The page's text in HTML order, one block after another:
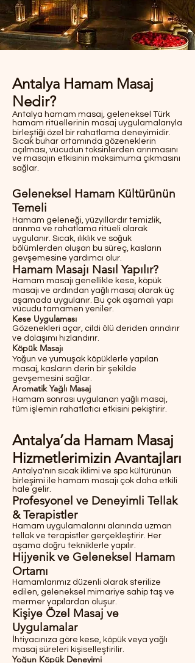
Antalya Hamam Masaj
Nedir?
Antalya hamam masaj, geleneksel Türk
hamam ritüellerinin masaj uygulamalarıyla
birleştiği özel bir rahatlama deneyimidir.
Sıcak buhar ortamında gözeneklerin
açılması, vücudun toksinlerden arınmasını
ve masajın etkisinin maksimuma çıkmasını
sağlar.
Geleneksel Hamam Kültürünün
Temeli
Hamam geleneği, yüzyıllardır temizlik,
arınma ve rahatlama ritüeli olarak
uygulanır. Sıcak, ılıklık ve soğuk
bölümlerden oluşan bu süreç, kasların
gevşemesine yardımcı olur.
Hamam Masajı Nasıl Yapılır?
Hamam masajı genellikle kese, köpük
masajı ve ardından yağlı masaj olarak üç
aşamada uygulanır. Bu çok aşamalı yapı
vücudu tamamen yeniler.
Kese Uygulaması
Gözenekleri açar, cildi ölü deriden arındırır
ve dolaşımı hızlandırır.
Köpük Masajı
Yoğun ve yumuşak köpüklerle yapılan
masaj, kasların derin bir şekilde
gevşemesini sağlar.
Aromatik Yağlı Masaj
Hamam sonrası uygulanan yağlı masaj,
tüm işlemin rahatlatıcı etkisini pekiştirir.
Antalya’da Hamam Masaj
Hizmetlerimizin Avantajları
Antalya'nın sıcak iklimi ve spa kültürünün
birleşimi ile hamam masajı çok daha etkili
hale gelir.
Profesyonel ve Deneyimli Tellak
& Terapistler
Hamam uygulamalarını alanında uzman
tellak ve terapistler gerçekleştirir. Her
aşama doğru tekniklerle yapılır.
Hijyenik ve Geleneksel Hamam
Ortamı
Hamamlarımız düzenli olarak sterilize
edilen, geleneksel mimariye sahip taş ve
mermer yapılardan oluşur.
Kişiye Özel Masaj ve
Uygulamalar
İhtiyacınıza göre kese, köpük veya yağlı
masaj süreleri kişiselleştirilir.
Yoğun Köpük Deneyimi